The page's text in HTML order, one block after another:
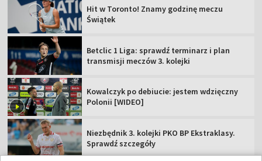
Hit w Toronto! Znamy godzinę meczu
Świątek
Betclic 1 Liga: sprawdź terminarz i plan
transmisji meczów 3. kolejki
Kowalczyk po debiucie: jestem wdzięczny
Polonii [WIDEO]
Niezbędnik 3. kolejki PKO BP Ekstraklasy.
Sprawdź szczegóły